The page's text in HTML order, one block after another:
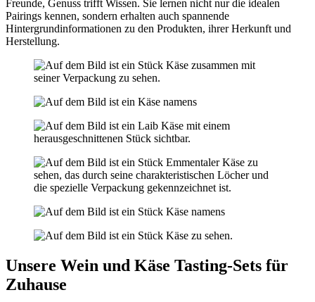
Freunde, Genuss trifft Wissen. Sie lernen nicht nur die idealen
Pairings kennen, sondern erhalten auch spannende
Hintergrundinformationen zu den Produkten, ihrer Herkunft und
Herstellung.
Unsere Wein und Käse Tasting-Sets für
Zuhause